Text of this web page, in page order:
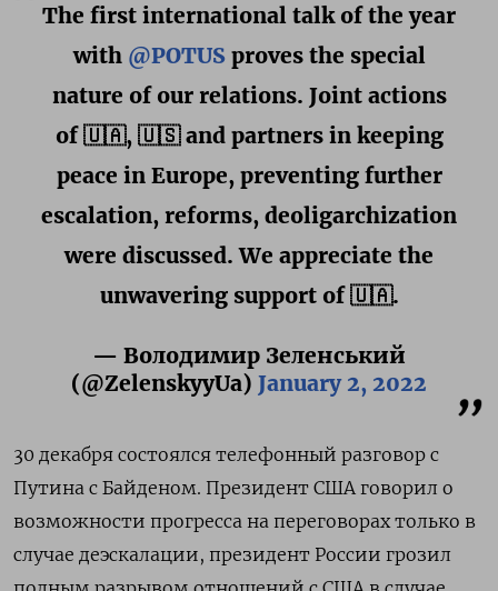
The first international talk of the year
with @POTUSproves the special
nature of our relations. Joint actions
of 🇺🇦, 🇺🇸 and partners in keeping
peace in Europe, preventing further
escalation, reforms, deoligarchization
were discussed. We appreciate the
unwavering support of 🇺🇦.
— Володимир Зеленський
(@ZelenskyyUa) January 2, 2022
30 декабря состоялся телефонный разговор с
Путина с Байденом. Президент США говорил о
возможности прогресса на переговорах только в
случае деэскалации, президент России грозил